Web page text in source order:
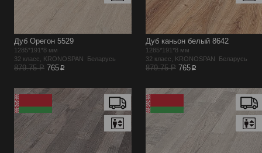
Дуб Орегон 5529
1285*191*8 мм
32 класс, KRONOSPAN Беларусь
879.75 Р 765p
Дуб каньон белый 8642
1285*191*8 мм
32 класс, KRONOSPAN Беларусь
879.75 Р 765p